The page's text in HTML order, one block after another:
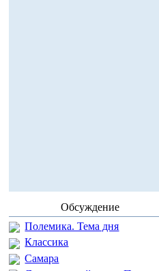
Обсуждение
Полемика. Тема дня
Классика
Самара